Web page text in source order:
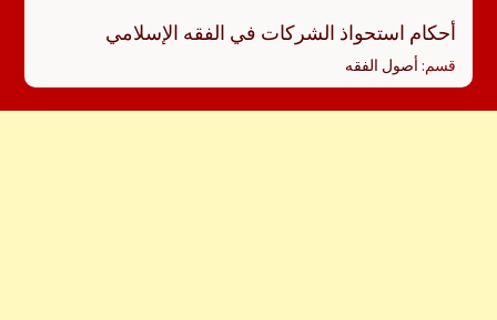
أحكام استحواذ الشركات في الفقه الإسلامي
قسم: أصول الفقه